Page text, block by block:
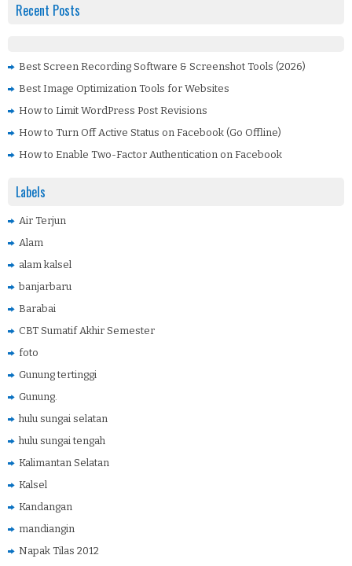
Recent Posts
Best Screen Recording Software & Screenshot Tools (2026)
Best Image Optimization Tools for Websites
How to Limit WordPress Post Revisions
How to Turn Off Active Status on Facebook (Go Offline)
How to Enable Two-Factor Authentication on Facebook
Labels
Air Terjun
Alam
alam kalsel
banjarbaru
Barabai
CBT Sumatif Akhir Semester
foto
Gunung tertinggi
Gunung.
hulu sungai selatan
hulu sungai tengah
Kalimantan Selatan
Kalsel
Kandangan
mandiangin
Napak Tilas 2012